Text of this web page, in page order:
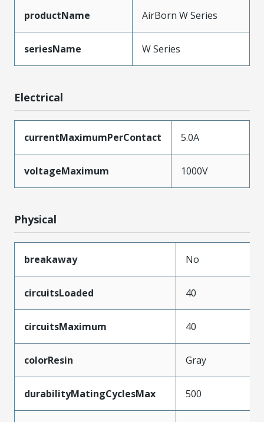
productName AirBorn W Series
seriesName W Series
Electrical
currentMaximumPerContact 5.0A
voltageMaximum 1000V
Physical
breakaway No
circuitsLoaded 40
circuitsMaximum 40
colorResin Gray
durabilityMatingCyclesMax 500